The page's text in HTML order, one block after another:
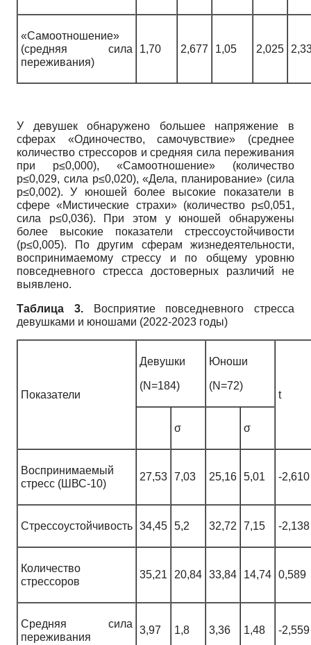
«Самоотношение»
(средняя сила
переживания)
1,70 2,677 1,05 2,025
У девушек обнаружено большее напряжение в
сферах «Одиночество, самочувствие» (среднее
количество стрессоров и средняя сила переживания
при p≤0,000), «Самоотношение» (количество
p≤0,029, сила p≤0,020), «Дела, планирование» (сила
p≤0,002). У юношей более высокие показатели в
сфере «Мистические страхи» (количество p≤0,051,
сила p≤0,036). При этом у юношей обнаружены
более высокие показатели стрессоустойчивости
(p≤0,005). По другим сферам жизнедеятельности,
воспринимаемому стрессу и по общему уровню
повседневного стресса достоверных различий не
выявлено.
Таблица 3.Восприятие повседневного стресса
девушками и юношами (2022-2023 годы)
Показатели
Девушки
(N=184)
Юноши
(N=72)
t
σ σ
Воспринимаемый
стресс (ШВС-10)
27,53 7,03 25,16 5,01 -2,610
Стрессоустойчивость 34,45 5,2 32,72 7,15 -2,138
Количество
стрессоров
35,21 20,84 33,84 14,74 0,589
Средняя сила
переживания
3,97 1,8 3,36 1,48 -2,559